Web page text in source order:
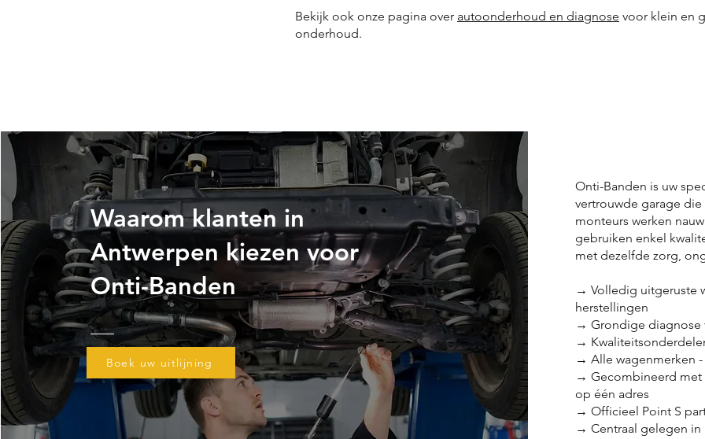
Bekijk ook onze pagina over autoonderhoud en diagnose voor klein en
onderhoud.
Waarom klanten in
Antwerpen kiezen voor
Onti-Banden
Boek uw uitlijning
Onti-Banden is uw
vertrouwde garage
monteurs werken
gebruiken enkel
met dezelfde zorg,
→ Volledig uitgeruste
herstellingen
→ Grondige diagnose
→
→ Alle wagenmerken
→ Gecombineerd met
op één adres
→ Officieel Point S
→ Centraal gelegen in